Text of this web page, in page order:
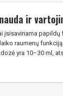
ir
įsisavinama
raumenų
yra 10–30 ml,